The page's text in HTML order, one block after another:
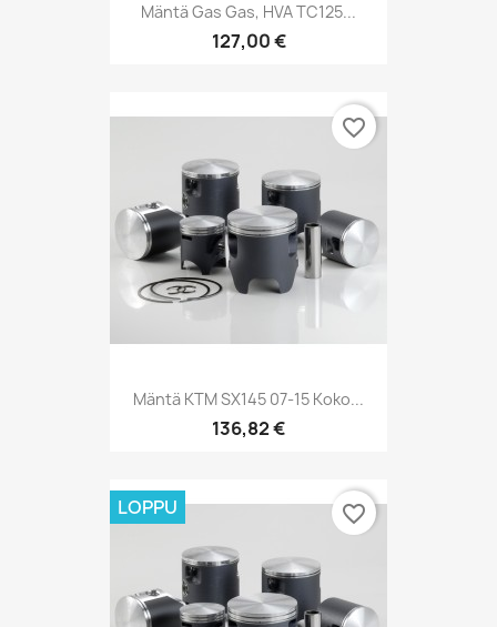
Mäntä Gas Gas, HVA TC125...
127,00 €
Mäntä KTM SX145 07-15 Koko...
136,82 €
favorite_border
LOPPU favorite_border